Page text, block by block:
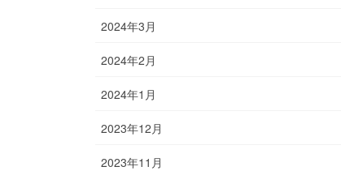
2024年3月
2024年2月
2024年1月
2023年12月
2023年11月